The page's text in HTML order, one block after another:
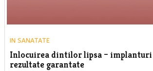
IN SANATATE
Inlocuirea dintilor lipsa – implanturi
rezultate garantate